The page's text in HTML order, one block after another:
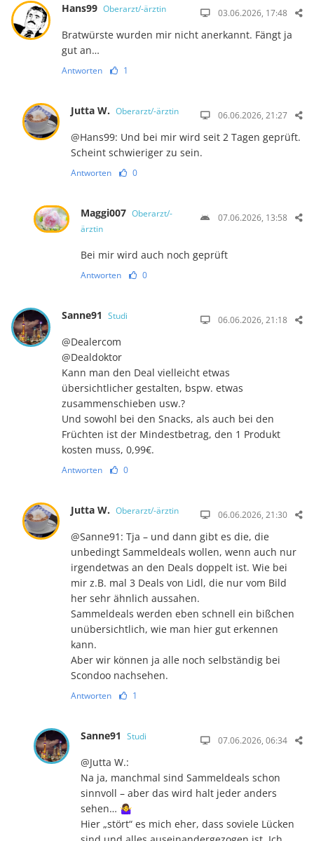
Hans99 Oberarzt/-ärztin 03.06.2026, 17:48
Bratwürste wurden mir nicht anerkannt. Fängt ja
gut an…
Antworten 1
Jutta W. Oberarzt/-ärztin 06.06.2026, 21:27
@Hans99: Und bei mir wird seit 2 Tagen geprüft.
Scheint schwieriger zu sein.
Antworten 0
Maggi007 Oberarzt/-
ärztin
07.06.2026, 13:58
Bei mir wird auch noch geprüft
Antworten 0
Sanne91 Studi 06.06.2026, 21:18
@Dealercom
@Dealdoktor
Kann man den Deal vielleicht etwas
übersichtlicher gestalten, bspw. etwas
zusammenschieben usw.?
Und sowohl bei den Snacks, als auch bei den
Früchten ist der Mindestbetrag, den 1 Produkt
kosten muss, 0,99€.
Antworten 0
Jutta W. Oberarzt/-ärztin 06.06.2026, 21:30
@Sanne91: Tja – und dann gibt es die, die
unbedingt Sammeldeals wollen, wenn auch nur
irgendetwas an den Deals doppelt ist. Wie bei
mir z.B. mal 3 Deals von Lidl, die nur vom Bild
her sehr ähnlich aussahen.
Sammeldeals werden eben schnell ein bißchen
unübersichtlich, wie man hier gut erkennen
kann.
Aber wir können ja alle noch selbständig bei
Scondoo nachsehen.
Antworten 1
Sanne91 Studi 07.06.2026, 06:34
@Jutta W.:
Na ja, manchmal sind Sammeldeals schon
sinnvoll – aber das wird halt jeder anders
sehen… 🤷‍♀️
Hier „stört“ es mich eher, dass soviele Lücken